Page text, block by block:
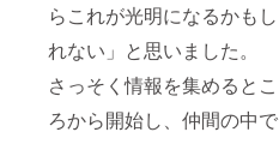
らこれが光明になるかもし
れない」と思いました。
さっそく情報を集めるとこ
ろから開始し、仲間の中で